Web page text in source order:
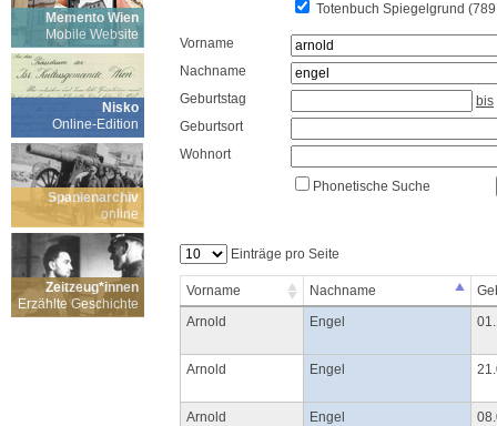
Memento Wien
Mobile Website
Nisko
Online-Edition
Spanienarchiv
online
Zeitzeug*innen
Erzählte Geschichte
Totenbuch Spiegelgrund
Vorname
Nachname
Geburtstag
bis
Geburtsort
Wohnort
Phonetische Suche
Einträge pro Seite
Vorname Nachname
Arnold
Engel
Arnold Engel
Arnold Engel